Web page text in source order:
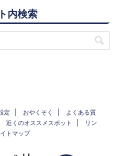
内検索
定 おやくそく
よくある質
近くのオススメスポット
リン
トマップ